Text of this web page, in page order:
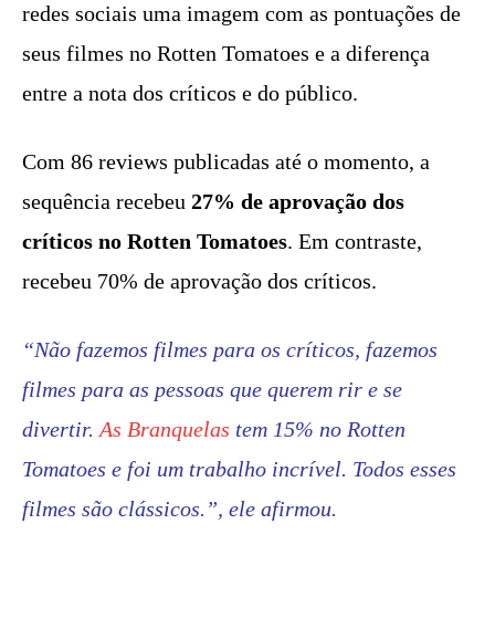
redes sociais uma imagem com as pontuações de
seus filmes no Rotten Tomatoes e a diferença
entre a nota dos críticos e do público.
Com 86 reviews publicadas até o momento, a
sequência recebeu 27% de aprovação dos
críticos no Rotten Tomatoes. Em contraste,
recebeu 70% de aprovação dos críticos.
“Não fazemos filmes para os críticos, fazemos
filmes para as pessoas que querem rir e se
divertir. As Branquelas tem 15% no Rotten
Tomatoes e foi um trabalho incrível. Todos esses
filmes são clássicos.”, ele afirmou.